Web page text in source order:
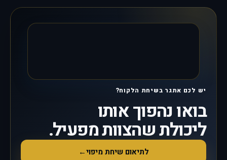
יש לכם אתגר בשיחת הלקוח?
בואו נהפוך אותו
ליכולת שהצוות מפעיל.
לתיאום שיחת מיפוי←